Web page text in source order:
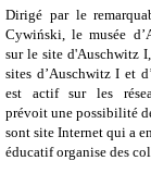
Dirigé par le
Cywiński, le musée
sur le site d'Auschwitz
sites d’Auschwitz I et
est actif sur les
prévoit une possibilité
sont site Internet qui a
éducatif organise des